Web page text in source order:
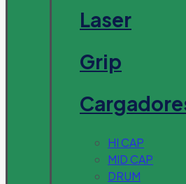
Laser
Grip
HI CAP
MID CAP
DRUM